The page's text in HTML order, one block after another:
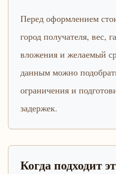
Перед оформлением
город получателя, вес,
вложения и желаемый
данным можно
ограничения и
задержек.
Когда подходит